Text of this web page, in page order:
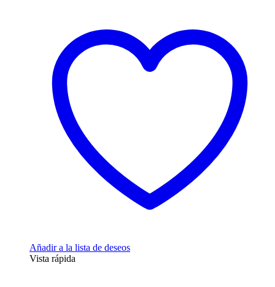
Añadir a la lista de deseos
Vista rápida